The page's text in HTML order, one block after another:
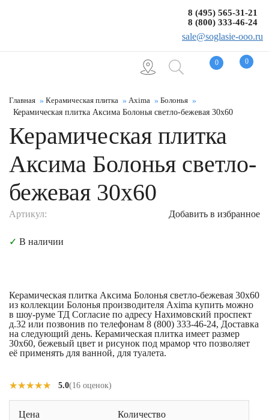
0 0
8 (495) 565-31-21
8 (800) 333-46-24
sale@soglasie-ooo.ru
Главная Керамическая плитка Axima
Болонья
Керамическая плитка Аксима Болонья светло-бежевая 30x60
Керамическая плитка
Аксима Болонья светло-
бежевая 30x60
Артикул: Добавить в избранное
✓ В наличии
Керамическая плитка Аксима Болонья светло-бежевая 30x60
из коллекции Болонья производителя Axima купить можно
в шоу-руме ТД Согласие по адресу Нахимовский проспект
д.32 или позвонив по телефонам 8 (800) 333-46-24, Доставка
на следующий день. Керамическая плитка имеет размер
30x60, бежевый цвет и рисунок под мрамор что позволяет
её применять для ванной, для туалета.
★★★★★
★★★★★ 5.0(16 оценок)
Цена Количество